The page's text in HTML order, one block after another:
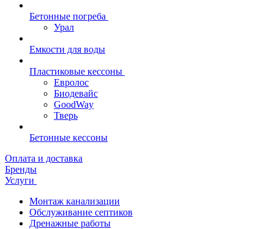
Бетонные погреба
Урал
Емкости для воды
Пластиковые кессоны
Евролос
Биодевайс
GoodWay
Тверь
Бетонные кессоны
Оплата и доставка
Бренды
Услуги
Монтаж канализации
Обслуживание септиков
Дренажные работы